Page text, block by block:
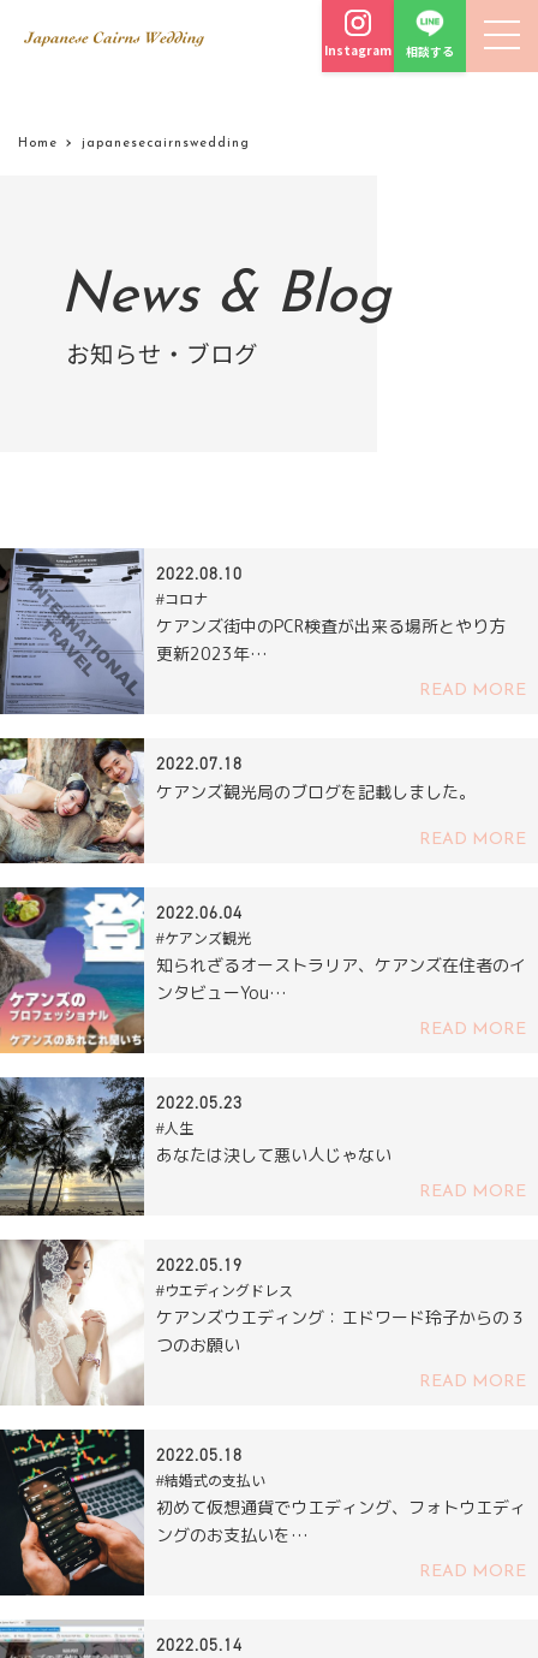
Instagram 相談する
Home japanesecairnswedding
News & Blog
お知らせ・ブログ
2022.08.10
#コロナ
ケアンズ街中のPCR検査が出来る場所とやり方
更新2023年…
READ MORE
2022.07.18
ケアンズ観光局のブログを記載しました。
READ MORE
2022.06.04
#ケアンズ観光
知られざるオーストラリア、ケアンズ在住者のイ
ンタビューYou…
READ MORE
2022.05.23
#人生
あなたは決して悪い人じゃない
READ MORE
2022.05.19
#ウエディングドレス
ケアンズウエディング：エドワード玲子からの３
つのお願い
READ MORE
2022.05.18
#結婚式の支払い
初めて仮想通貨でウエディング、フォトウエディ
ングのお支払いを…
READ MORE
2022.05.14